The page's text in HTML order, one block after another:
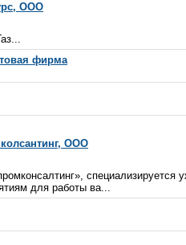
ООО
фирма
ООО
для работы ва...